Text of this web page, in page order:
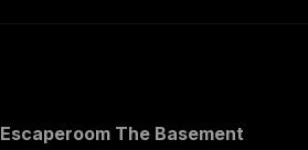
Escaperoom The Basement